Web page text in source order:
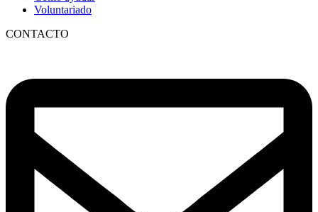
Voluntariado
CONTACTO